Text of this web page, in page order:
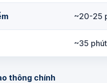
~20-25
~35
thông chính